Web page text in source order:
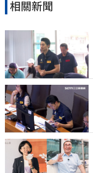
相關新聞